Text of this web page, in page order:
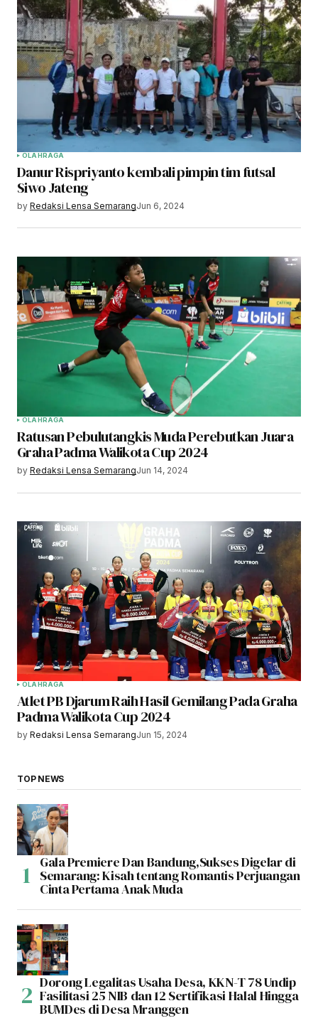
OLAHRAGA
Danur Rispriyanto kembali pimpin tim futsal
Siwo Jateng
by Redaksi Lensa SemarangJun 6, 2024
OLAHRAGA
Ratusan Pebulutangkis Muda Perebutkan Juara
Graha Padma Walikota Cup 2024
by Redaksi Lensa SemarangJun 14, 2024
OLAHRAGA
Atlet PB Djarum Raih Hasil Gemilang Pada Graha
Padma Walikota Cup 2024
by Redaksi Lensa SemarangJun 15, 2024
TOP NEWS
Gala Premiere Dan Bandung,Sukses Digelar di
Semarang: Kisah tentang Romantis Perjuangan
Cinta Pertama Anak Muda
Dorong Legalitas Usaha Desa, KKN-T 78 Undip
Fasilitasi 25 NIB dan 12 Sertifikasi Halal Hingga
BUMDes di Desa Mranggen